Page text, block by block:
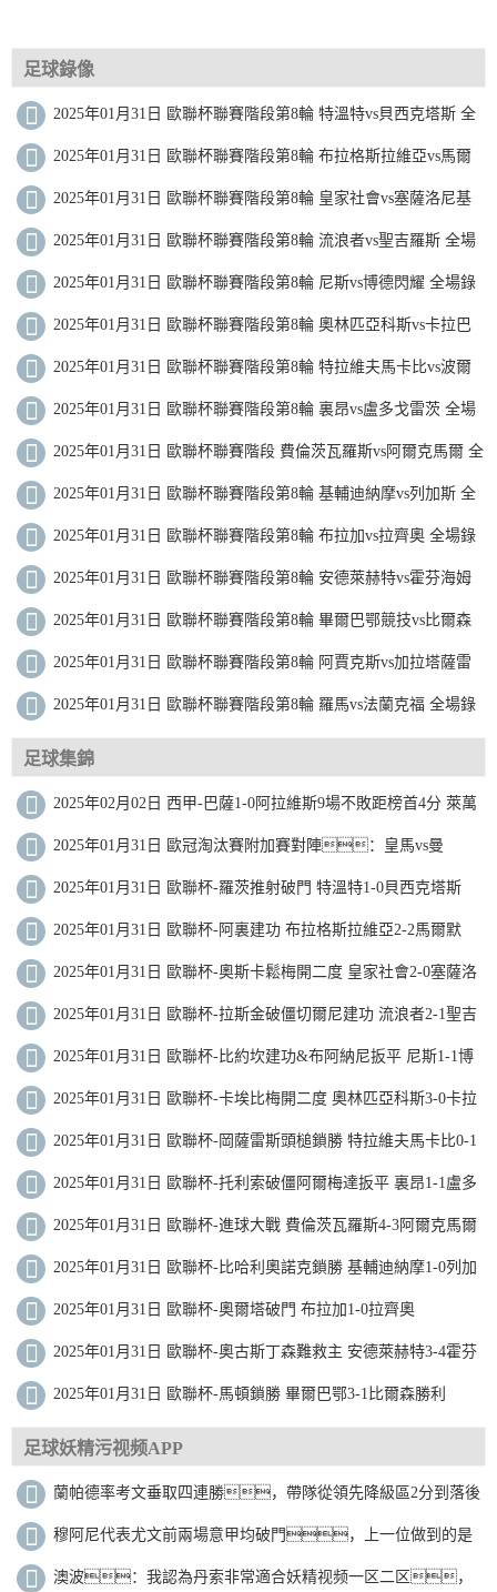
足球錄像
2025年01月31日 歐聯杯聯賽階段第8輪 特溫特vs貝西克塔斯 全
場錄像
2025年01月31日 歐聯杯聯賽階段第8輪 布拉格斯拉維亞vs馬爾
默 全場錄像
2025年01月31日 歐聯杯聯賽階段第8輪 皇家社會vs塞薩洛尼基
全場錄像
2025年01月31日 歐聯杯聯賽階段第8輪 流浪者vs聖吉羅斯 全場
錄像
2025年01月31日 歐聯杯聯賽階段第8輪 尼斯vs博德閃耀 全場錄
像
2025年01月31日 歐聯杯聯賽階段第8輪 奧林匹亞科斯vs卡拉巴
赫 全場錄像
2025年01月31日 歐聯杯聯賽階段第8輪 特拉維夫馬卡比vs波爾
圖 全場錄像
2025年01月31日 歐聯杯聯賽階段第8輪 裏昂vs盧多戈雷茨 全場
錄像
2025年01月31日 歐聯杯聯賽階段 費倫茨瓦羅斯vs阿爾克馬爾 全
場錄像
2025年01月31日 歐聯杯聯賽階段第8輪 基輔迪納摩vs列加斯 全
場錄像
2025年01月31日 歐聯杯聯賽階段第8輪 布拉加vs拉齊奧 全場錄
像
2025年01月31日 歐聯杯聯賽階段第8輪 安德萊赫特vs霍芬海姆
全場錄像
2025年01月31日 歐聯杯聯賽階段第8輪 畢爾巴鄂競技vs比爾森
全場錄像
2025年01月31日 歐聯杯聯賽階段第8輪 阿賈克斯vs加拉塔薩雷
全場錄像
2025年01月31日 歐聯杯聯賽階段第8輪 羅馬vs法蘭克福 全場錄
像
足球集錦
2025年02月02日 西甲-巴薩1-0阿拉維斯9場不敗距榜首4分 萊萬
製勝加維傷退
2025年01月31日 歐冠淘汰賽附加賽對陣：皇馬vs曼
城！
2025年01月31日 歐聯杯-羅茨推射破門 特溫特1-0貝西克塔斯
2025年01月31日 歐聯杯-阿裏建功 布拉格斯拉維亞2-2馬爾默
2025年01月31日 歐聯杯-奧斯卡鬆梅開二度 皇家社會2-0塞薩洛
尼基
2025年01月31日 歐聯杯-拉斯金破僵切爾尼建功 流浪者2-1聖吉
羅斯
2025年01月31日 歐聯杯-比約坎建功&布阿納尼扳平 尼斯1-1博
德閃耀
2025年01月31日 歐聯杯-卡埃比梅開二度 奧林匹亞科斯3-0卡拉
巴赫
2025年01月31日 歐聯杯-岡薩雷斯頭槌鎖勝 特拉維夫馬卡比0-1
波爾圖
2025年01月31日 歐聯杯-托利索破僵阿爾梅達扳平 裏昂1-1盧多
戈雷茨
2025年01月31日 歐聯杯-進球大戰 費倫茨瓦羅斯4-3阿爾克馬爾
2025年01月31日 歐聯杯-比哈利奧諾克鎖勝 基輔迪納摩1-0列加
斯
2025年01月31日 歐聯杯-奧爾塔破門 布拉加1-0拉齊奧
2025年01月31日 歐聯杯-奧古斯丁森難救主 安德萊赫特3-4霍芬
海姆
2025年01月31日 歐聯杯-馬頓鎖勝 畢爾巴鄂3-1比爾森勝利
足球妖精污视频APP
蘭帕德率考文垂取四連勝，帶隊從領先降級區2分到落後
升級區3分
穆阿尼代表尤文前兩場意甲均破門，上一位做到的是
特維斯
澳波：我認為丹索非常適合妖精视频一区二区，